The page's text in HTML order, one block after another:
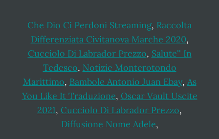
Che Dio Ci Perdoni Streaming, Raccolta
Differenziata Civitanova Marche 2020,
Cucciolo Di Labrador Prezzo, Salute'' In
Tedesco, Notizie Monterotondo
Marittimo, Bambole Antonio Juan Ebay, As
You Like It Traduzione, Oscar Vault Uscite
2021, Cucciolo Di Labrador Prezzo,
Diffusione Nome Adele,